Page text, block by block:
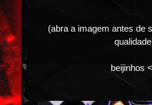
(abra a imagem antes de
beijinhos